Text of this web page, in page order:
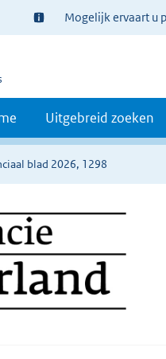
Ter
informatie:
Mogelijk ervaart u
Uitgebreid zoeken
blad 2026, 1298